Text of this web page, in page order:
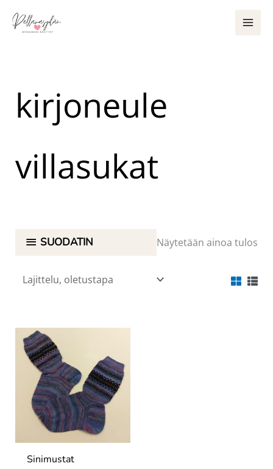
sisältöön
kirjoneule
villasukat
SUODATIN Näytetään ainoa tulos
Sinimustat